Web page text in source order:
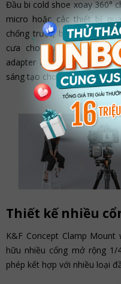
Đầu bi cold shoe xoay 360°
micro hoặc các thiết bị
chống trượt, bảo vệ bề
cưa cho phép tháo lắp
adapter hỗ trợ
camera
sáng tạo cho người dùng.
Thiết kế nhiều
K&F Concept Clamp
hữu nhiều cổng mở rộng 1/
phép kết hợp với nhiều loại